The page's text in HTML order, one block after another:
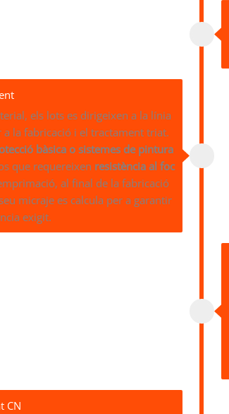
els lots es dirigeixen a la línia
a la fabricació i el tractament triat.
bàsica o sistemes de pintura
que requereixen resistència al foc
al final de la fabricació
micraje es calcula per a garantir
exigit.
CN